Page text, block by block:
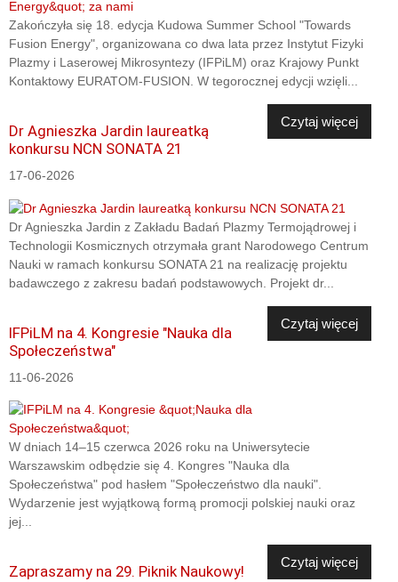
Zakończyła się 18. edycja Kudowa Summer School "Towards
Fusion Energy", organizowana co dwa lata przez Instytut Fizyki
Plazmy i Laserowej Mikrosyntezy (IFPiLM) oraz Krajowy Punkt
Kontaktowy EURATOM-FUSION. W tegorocznej edycji wzięli...
Czytaj więcej
Dr Agnieszka Jardin laureatką
konkursu NCN SONATA 21
17-06-2026
Dr Agnieszka Jardin z Zakładu Badań Plazmy Termojądrowej i
Technologii Kosmicznych otrzymała grant Narodowego Centrum
Nauki w ramach konkursu SONATA 21 na realizację projektu
badawczego z zakresu badań podstawowych. Projekt dr...
Czytaj więcej
IFPiLM na 4. Kongresie "Nauka dla
Społeczeństwa"
11-06-2026
W dniach 14–15 czerwca 2026 roku na Uniwersytecie
Warszawskim odbędzie się 4. Kongres "Nauka dla
Społeczeństwa" pod hasłem "Społeczeństwo dla nauki".
Wydarzenie jest wyjątkową formą promocji polskiej nauki oraz
jej...
Czytaj więcej
Zapraszamy na 29. Piknik Naukowy!